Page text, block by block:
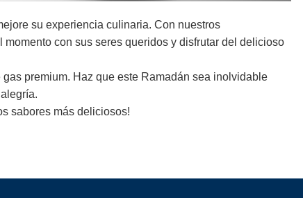
su experiencia culinaria. Con nuestros
con sus seres queridos y disfrutar del delicioso
premium. Haz que este Ramadán sea inolvidable
sabores más deliciosos!